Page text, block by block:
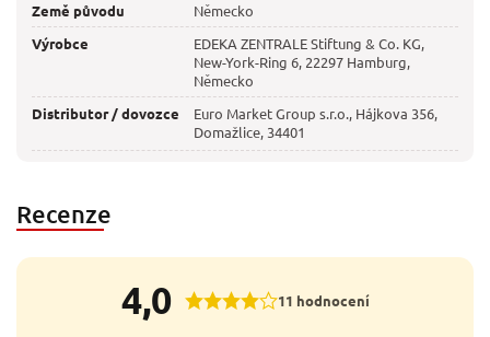
Země původu
Německo
Výrobce
EDEKA ZENTRALE Stiftung & Co. KG,
New-York-Ring 6, 22297 Hamburg,
Německo
Distributor / dovozce
Euro Market Group s.r.o., Hájkova 356,
Domažlice, 34401
Recenze
4,0 11 hodnocení